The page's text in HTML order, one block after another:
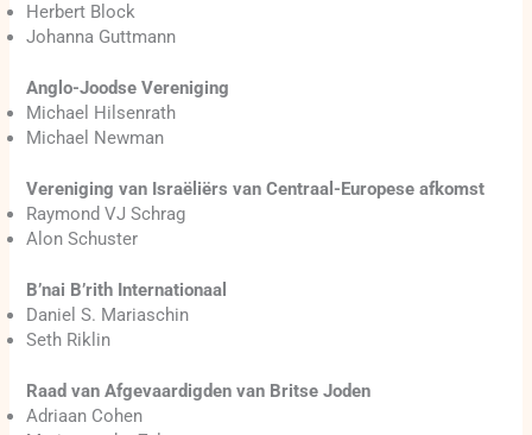
Herbert Block
Johanna Guttmann
Anglo-Joodse Vereniging
Michael Hilsenrath
Michael Newman
Vereniging van Israëliërs van Centraal-Europese afkomst
Raymond VJ Schrag
Alon Schuster
B’nai B’rith Internationaal
Daniel S. Mariaschin
Seth Riklin
Raad van Afgevaardigden van Britse Joden
Adriaan Cohen